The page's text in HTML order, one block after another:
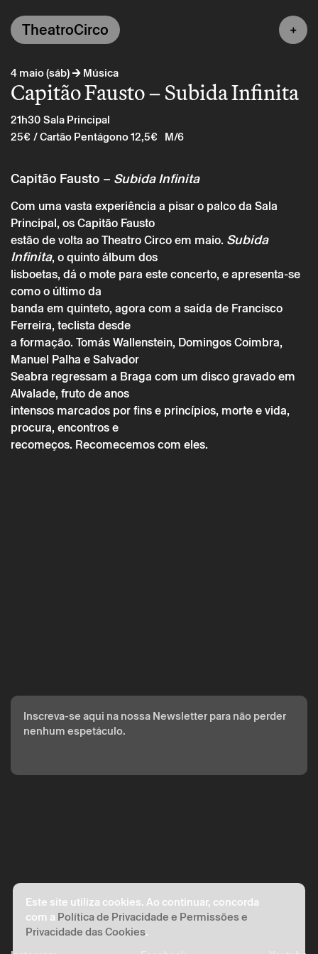
Este site utiliza cookies. Ao continuar, concorda
com a Política de Privacidade e Permissões e
Privacidade das Cookies.
4 maio (sáb)→Música
Capitão Fausto – Subida Infinita
21h30Sala Principal
25€/ Cartão Pentágono 12,5€ M/6
Capitão Fausto – Subida Infinita
Com uma vasta experiência a pisar o palco da Sala
Principal, os Capitão Fausto
estão de volta ao Theatro Circo em maio. Subida
Infinita, o quinto álbum dos
lisboetas, dá o mote para este concerto, e apresenta-se
como o último da
banda em quinteto, agora com a saída de Francisco
Ferreira, teclista desde
a formação. Tomás Wallenstein, Domingos Coimbra,
Manuel Palha e Salvador
Seabra regressam a Braga com um disco gravado em
Alvalade, fruto de anos
intensos marcados por fins e princípios, morte e vida,
procura, encontros e
recomeços. Recomecemos com eles.
TheatroCirco
Inscreva-se aqui na nossa Newsletter para não perder
nenhum espetáculo.
Sábado 4 maio→Música
Capitão Fausto – Subida Infinita